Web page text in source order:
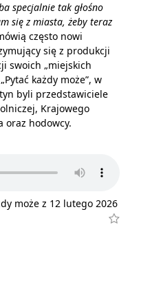
specjalnie tak głośno
się z miasta, żeby teraz
często nowi
się z produkcji
swoich „miejskich
każdy może”, w
byli przedstawiciele
Krajowego
oraz hodowcy.
może z 12 lutego 2026